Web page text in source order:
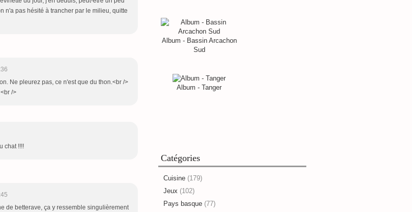
n'a pas hésité à trancher par le milieu, quitte
Ne pleurez pas, ce n'est que du thon.<br />
/>
chat !!!!
de betterave, ça y ressemble singulièrement
Album - Bassin Arcachon
Sud
Album - Tanger
Catégories
Cuisine (179)
Jeux (102)
Pays basque (77)